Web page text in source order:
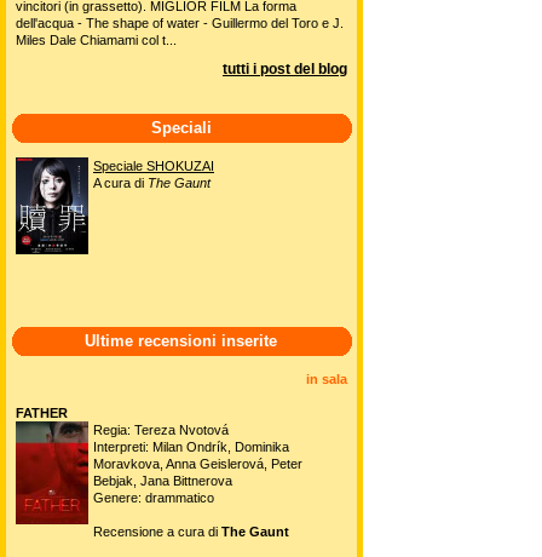
vincitori (in grassetto). MIGLIOR FILM La forma
dell'acqua - The shape of water - Guillermo del Toro e J.
Miles Dale Chiamami col t...
tutti i post del blog
Speciali
Speciale SHOKUZAI
A cura di The Gaunt
Ultime recensioni inserite
in sala
FATHER
Regia: Tereza Nvotová
Interpreti: Milan Ondrík, Dominika
Moravkova, Anna Geislerová, Peter
Bebjak, Jana Bittnerova
Genere: drammatico
Recensione a cura di The Gaunt